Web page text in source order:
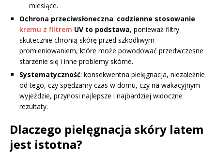
miesiące.
Ochrona przeciwsłoneczna: codzienne stosowanie
kremu z filtrem UV to podstawa, ponieważ filtry
skutecznie chronią skórę przed szkodliwym
promieniowaniem, które może powodować przedwczesne
starzenie się i inne problemy skórne.
Systematyczność: konsekwentna pielęgnacja, niezależnie
od tego, czy spędzamy czas w domu, czy na wakacyjnym
wyjeździe, przynosi najlepsze i najbardziej widoczne
rezultaty.
Dlaczego pielęgnacja skóry latem
jest istotna?